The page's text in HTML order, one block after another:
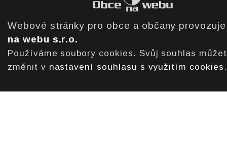
Webové stránky pro obce a občany
na webu s.r.o.
Používáme soubory cookies. Svůj souhlas
změnit v nastavení souhlasu s využitím cookies .